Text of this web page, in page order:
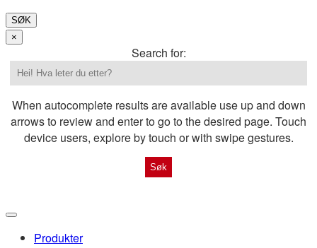
SØK
×
Search for:
When autocomplete results are available use up and down
arrows to review and enter to go to the desired page. Touch
device users, explore by touch or with swipe gestures.
Produkter